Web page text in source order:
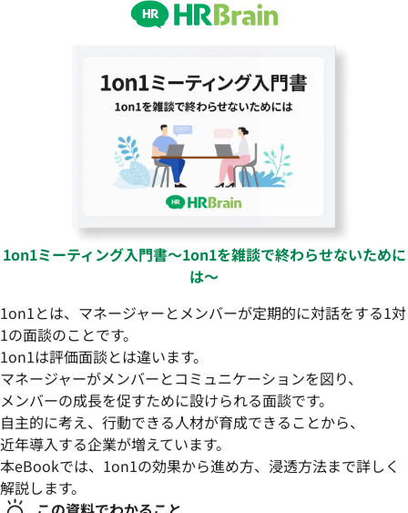
1on1ミーティング入門書〜1on1を雑談で終わらせないために
は〜
1on1とは、マネージャーとメンバーが定期的に対話をする1対
1の面談のことです。
1on1は評価面談とは違います。
マネージャーがメンバーとコミュニケーションを図り、
メンバーの成長を促すために設けられる面談です。
自主的に考え、行動できる人材が育成できることから、
近年導入する企業が増えています。
本eBookでは、1on1の効果から進め方、浸透方法まで詳しく
解説します。